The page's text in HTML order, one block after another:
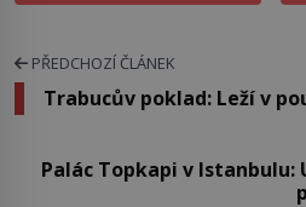
PŘEDCHOZÍ ČLÁNEK
Trabucův poklad: Leží v
Palác Topkapi v Istanbulu: